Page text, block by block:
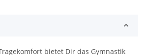
bietet Dir das Gymnastik